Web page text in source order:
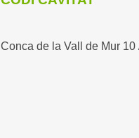
Conca de la Vall de Mur